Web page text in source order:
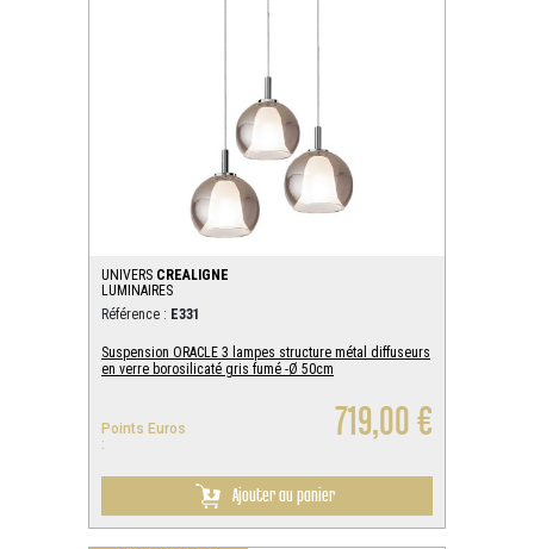
UNIVERS CREALIGNE
LUMINAIRES
Référence : E331
Suspension ORACLE 3 lampes structure métal diffuseurs
en verre borosilicaté gris fumé -Ø 50cm
Points Euros
:
719,00 €
Ajouter au panier